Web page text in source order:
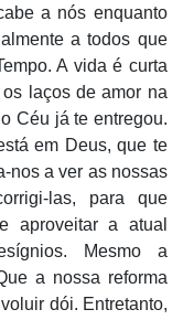
a nós enquanto
a todos que
A vida é curta
laços de amor na
Céu já te entregou.
em Deus, que te
nos a ver as nossas
las, para que
aproveitar a atual
Mesmo a
a nossa reforma
dói. Entretanto,